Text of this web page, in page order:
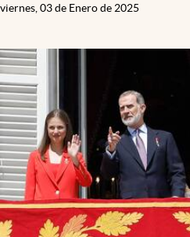
viernes, 03 de Enero de 2025